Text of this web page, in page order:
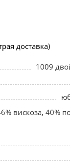
доставка)
1009
вискоза, 40%